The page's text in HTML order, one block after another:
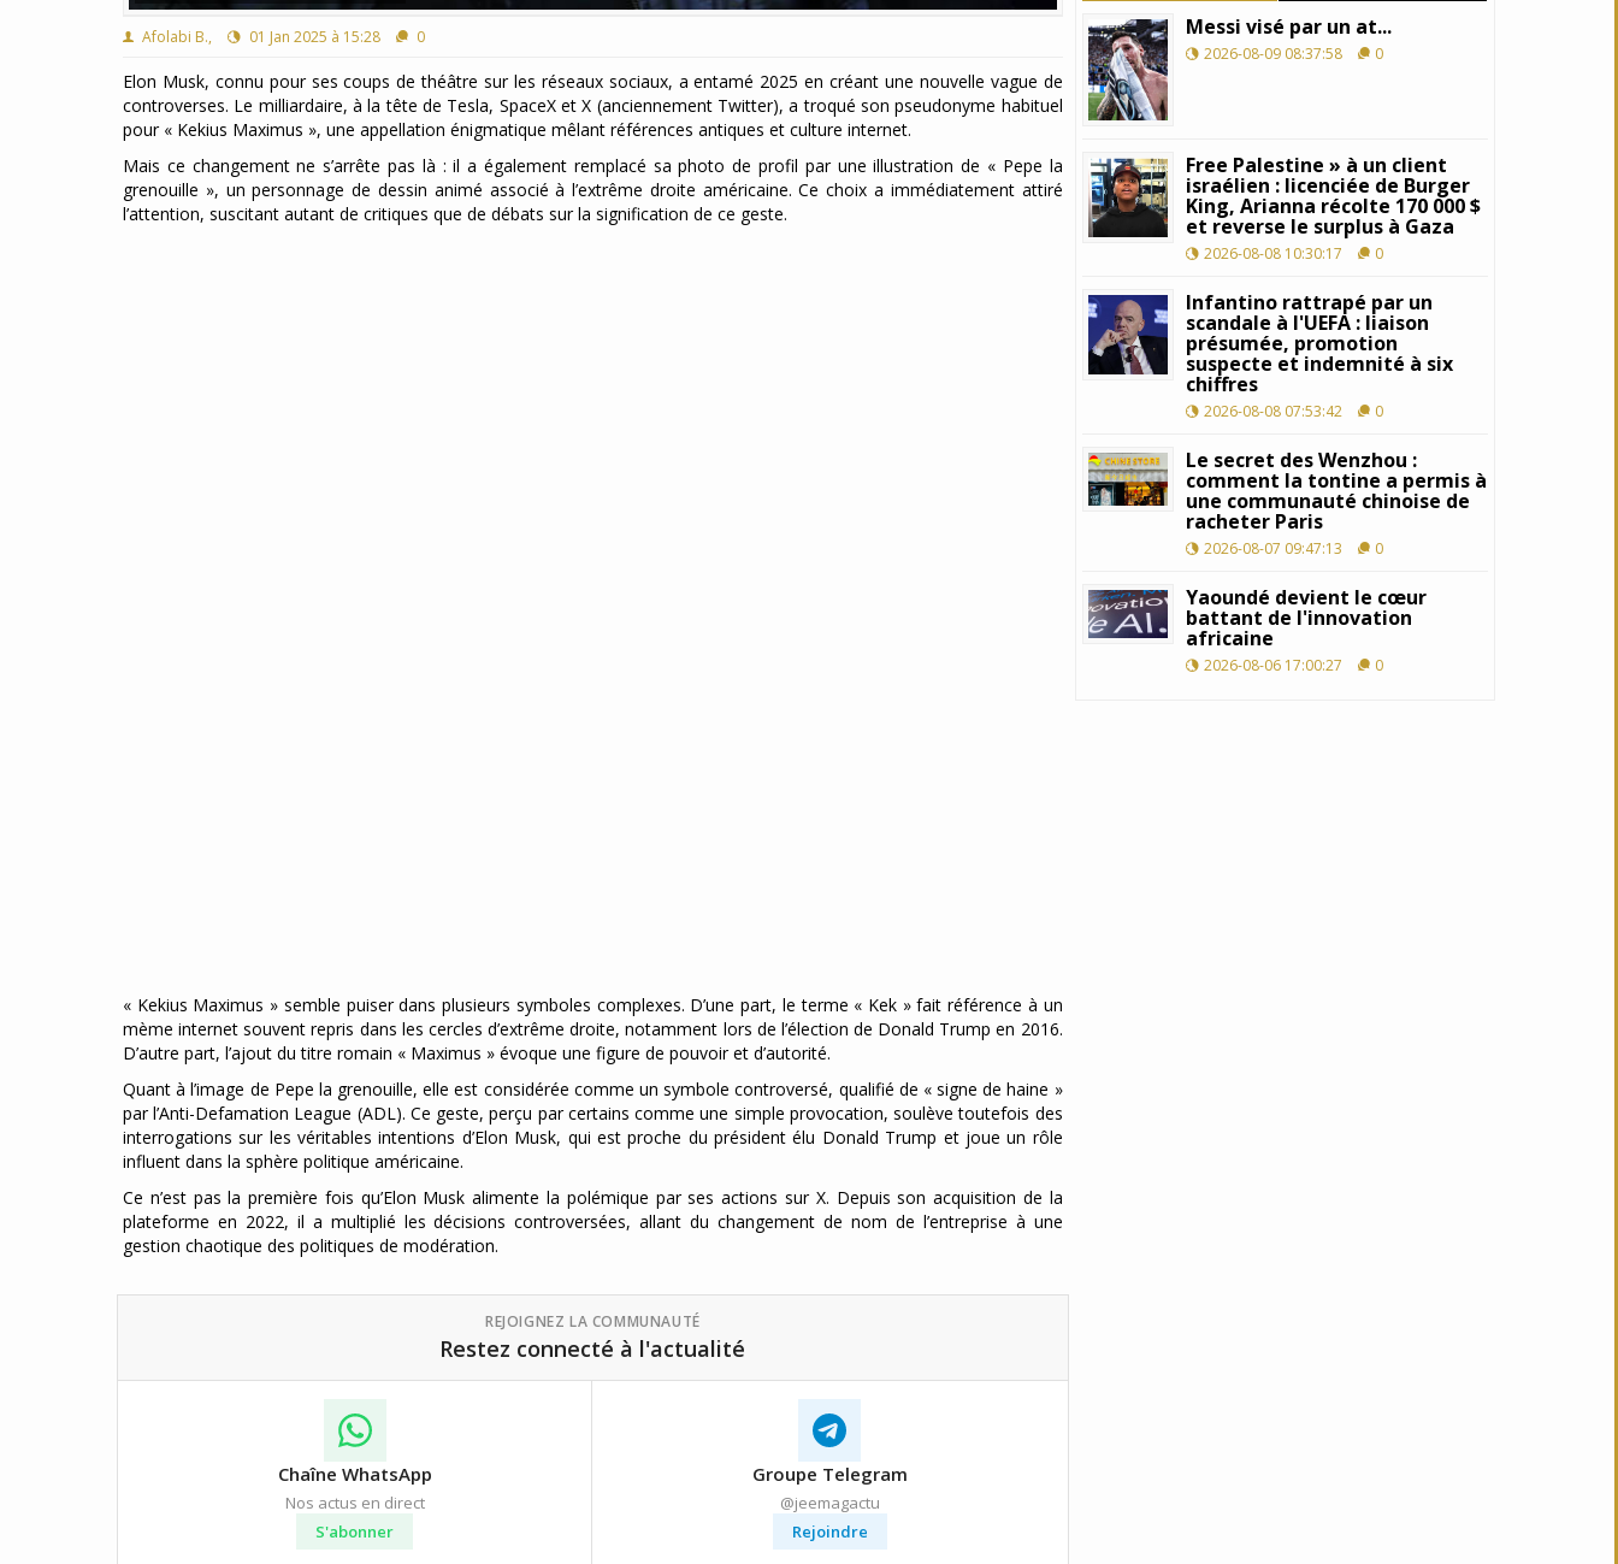
Afolabi B., 01 Jan 2025 à 15:28 0
Elon Musk, connu pour ses coups de théâtre sur les réseaux sociaux, a entamé 2025 en créant une nouvelle vague de
controverses. Le milliardaire, à la tête de Tesla, SpaceX et X (anciennement Twitter), a troqué son pseudonyme habituel
pour « Kekius Maximus », une appellation énigmatique mêlant références antiques et culture internet.
Mais ce changement ne s’arrête pas là : il a également remplacé sa photo de profil par une illustration de « Pepe la
grenouille », un personnage de dessin animé associé à l’extrême droite américaine. Ce choix a immédiatement attiré
l’attention, suscitant autant de critiques que de débats sur la signification de ce geste.
« Kekius Maximus » semble puiser dans plusieurs symboles complexes. D’une part, le terme « Kek » fait référence à un
mème internet souvent repris dans les cercles d’extrême droite, notamment lors de l’élection de Donald Trump en 2016.
D’autre part, l’ajout du titre romain « Maximus » évoque une figure de pouvoir et d’autorité.
Quant à l’image de Pepe la grenouille, elle est considérée comme un symbole controversé, qualifié de « signe de haine »
par l’Anti-Defamation League (ADL). Ce geste, perçu par certains comme une simple provocation, soulève toutefois des
interrogations sur les véritables intentions d’Elon Musk, qui est proche du président élu Donald Trump et joue un rôle
influent dans la sphère politique américaine.
Ce n’est pas la première fois qu’Elon Musk alimente la polémique par ses actions sur X. Depuis son acquisition de la
plateforme en 2022, il a multiplié les décisions controversées, allant du changement de nom de l’entreprise à une
gestion chaotique des politiques de modération.
REJOIGNEZ LA COMMUNAUTÉ
Restez connecté à l'actualité
Chaîne WhatsApp
Nos actus en direct
S'abonner
Groupe Telegram
@jeemagactu
Rejoindre
Messi visé par un at...
2026-08-09 08:37:58 0
Free Palestine » à un client
israélien : licenciée de Burger
King, Arianna récolte 170 000 $
et reverse le surplus à Gaza
2026-08-08 10:30:17 0
Infantino rattrapé par un
scandale à l'UEFA : liaison
présumée, promotion
suspecte et indemnité à six
chiffres
2026-08-08 07:53:42 0
Le secret des Wenzhou :
comment la tontine a permis à
une communauté chinoise de
racheter Paris
2026-08-07 09:47:13 0
Yaoundé devient le cœur
battant de l'innovation
africaine
2026-08-06 17:00:27 0